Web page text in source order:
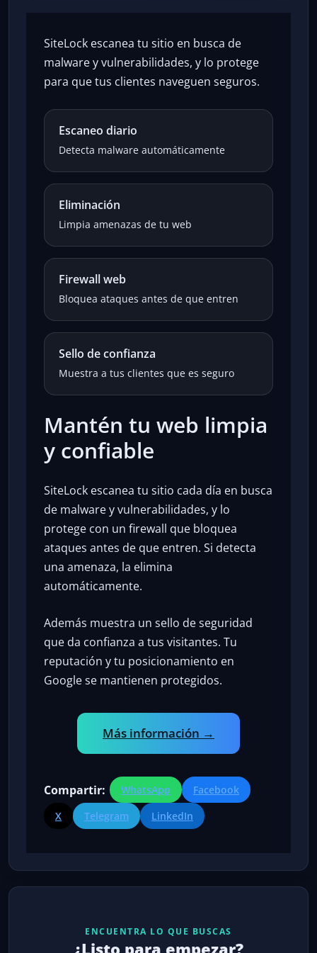
SiteLock escanea tu sitio en busca de
malware y vulnerabilidades, y lo protege
para que tus clientes naveguen seguros.
Escaneo diario
Detecta malware automáticamente
Eliminación
Limpia amenazas de tu web
Firewall web
Bloquea ataques antes de que entren
Sello de confianza
Muestra a tus clientes que es seguro
Mantén tu web limpia
y confiable
SiteLock escanea tu sitio cada día en busca
de malware y vulnerabilidades, y lo
protege con un firewall que bloquea
ataques antes de que entren. Si detecta
una amenaza, la elimina
automáticamente.
Además muestra un sello de seguridad
que da confianza a tus visitantes. Tu
reputación y tu posicionamiento en
Google se mantienen protegidos.
Más información →
Compartir: WhatsApp
Facebook
X
Telegram LinkedIn
ENCUENTRA LO QUE BUSCAS